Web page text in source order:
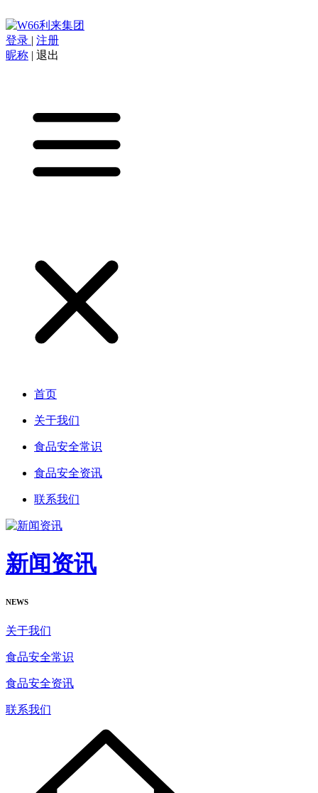
登录 | 注册
昵称 | 退出
首页
关于我们
食品安全常识
食品安全资讯
联系我们
新闻资讯
NEWS
关于我们
食品安全常识
食品安全资讯
联系我们